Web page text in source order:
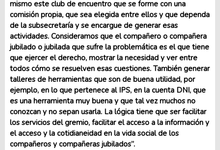
mismo este club de encuentro que se forme con una
comisión propia, que sea elegida entre ellos y que dependa
de la subsecretaría y se encargue de generar esas
actividades. Consideramos que el compañero o compañera
jubilado o jubilada que sufre la problemática es el que tiene
que ejercer el derecho, mostrar la necesidad y ver entre
todos cómo se resuelven esas cuestiones. También generar
talleres de herramientas que son de buena utilidad, por
ejemplo, en lo que pertenece al IPS, en la cuenta DNI, que
es una herramienta muy buena y que tal vez muchos no
conozcan y no sepan usarla. La lógica tiene que ser facilitar
los servicios del gremio, facilitar el acceso a la información y
el acceso y la cotidianeidad en la vida social de los
compañeros y compañeras jubilados”.